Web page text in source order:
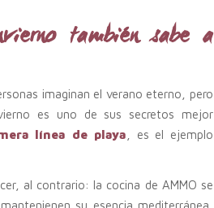
también sabe a
imaginan el verano eterno, pero
es uno de sus secretos mejor
línea de playa , es el ejemplo
al contrario: la cocina de AMMO se